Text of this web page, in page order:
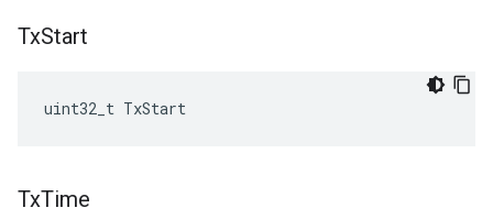
TxStart
uint32_t TxStart
TxTime